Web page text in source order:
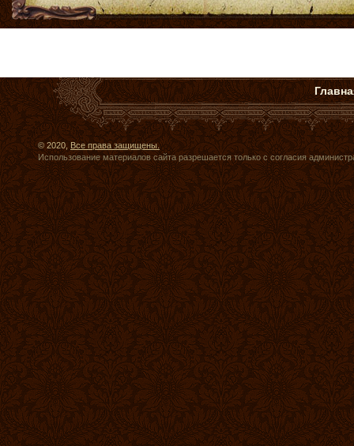
© 2020, Все права защищены.
Использование материалов сайта разрешается только с согласия